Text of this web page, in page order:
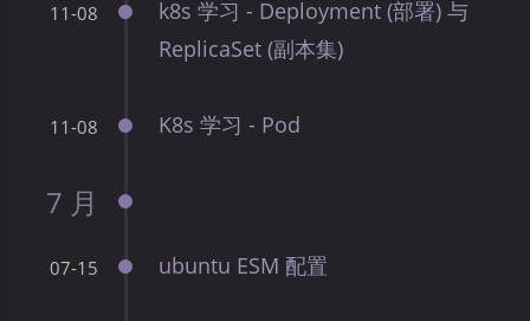
11-08
k8s 学习 - Deployment (部署) 与
ReplicaSet (副本集)
11-08 K8s 学习 - Pod
7 月
07-15 ubuntu ESM 配置